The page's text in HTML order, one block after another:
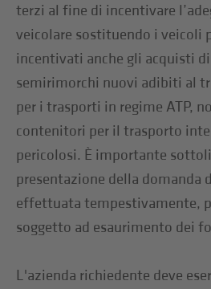
terzi al fine di incentivare
veicolare sostituendo i veicoli
incentivati anche gli acquisti
semirimorchi nuovi adibiti al
per i trasporti in regime ATP,
contenitori per il trasporto
pericolosi. È importante
presentazione della domanda
effettuata tempestivamente,
soggetto ad esaurimento dei
L'azienda richiedente deve